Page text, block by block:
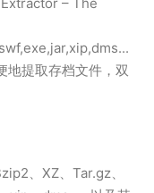
地提取存档文件，双
、XZ、Tar.gz、